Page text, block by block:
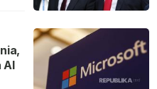
AI